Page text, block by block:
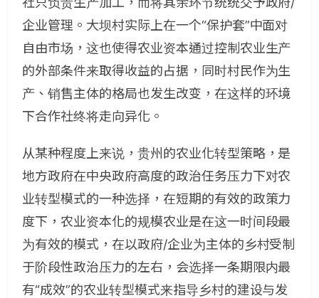
企业管理。大坝村实际上在一个“保护套”中面对
自由市场，这也使得农业资本通过控制农业生产
的外部条件来取得收益的占据，同时村民作为生
产、销售主体的格局也发生改变，在这样的环境
下合作社终将走向异化。
从某种程度上来说，贵州的农业化转型策略，是
地方政府在中央政府高度的政治任务压力下对农
业转型模式的一种选择，在短期的有效的政策力
度下，农业资本化的规模农业是在这一时间段最
为有效的模式，在以政府/企业为主体的乡村受制
于阶段性政治压力的左右，会选择一条期限内最
有“成效”的农业转型模式来指导乡村的建设与发